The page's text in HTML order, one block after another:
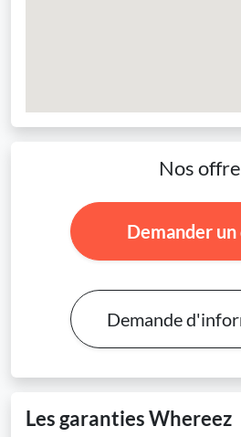
Nos
Demander un
Demande
Les garanties Whereez